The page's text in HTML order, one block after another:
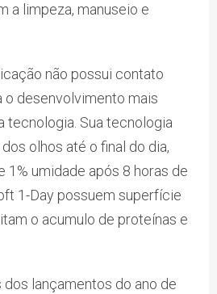
a limpeza, manuseio e
não possui contato
o desenvolvimento mais
tecnologia. Sua tecnologia
olhos até o final do dia,
1% umidade após 8 horas de
1-Day possuem superfície
o acumulo de proteínas e
dos lançamentos do ano de